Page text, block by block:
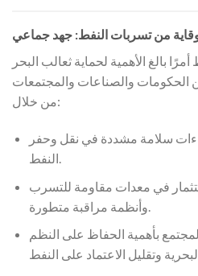
من تسربات النفط: جهد جماعي
بالغ الأهمية لحماية ثعالب البحر
الحكومات والصناعات والمجتمعات
من خلال:
سلامة مشددة في نقل وحفر
النفط.
في معدات مقاومة للتسرب
بأهمية الحفاظ على النظم